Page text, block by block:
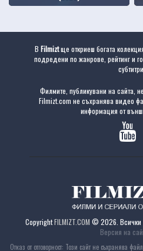
В Filmiztще откриеш богата
подредени по жанрове, рейтинг и
субтитри.
Филмите, публикувани на сайта,
Filmizt.com не съхранява видео
информация от
CopyrightFILMIZT.COM © 2026. Всички
Версия на
Отказ от отговорност: Този сайт не съхранява